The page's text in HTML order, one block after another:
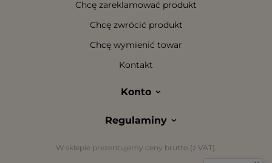
Chcę zareklamować produkt
Chcę zwrócić produkt
Chcę wymienić towar
Kontakt
Konto
Regulaminy
W sklepie prezentujemy ceny brutto (z VAT).